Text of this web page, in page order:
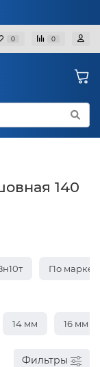
0 0
140
По марке
14 мм 16 мм
Фильтры